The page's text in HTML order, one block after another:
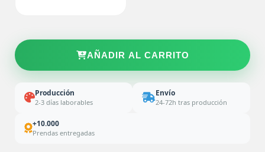
AÑADIR AL CARRITO
Producción
2-3 días laborables
Envío
24-72h tras producción
+10.000
Prendas entregadas